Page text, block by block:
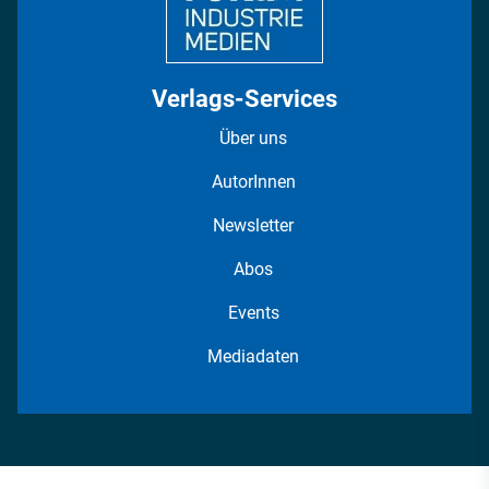
Verlags-Services
Über uns
AutorInnen
Newsletter
Abos
Events
Mediadaten